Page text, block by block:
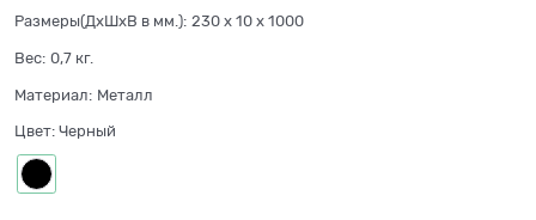
Размеры(ДхШхВ в мм.): 230 x 10 x 1000
Вес: 0,7 кг.
Материал: Металл
Цвет: Черный